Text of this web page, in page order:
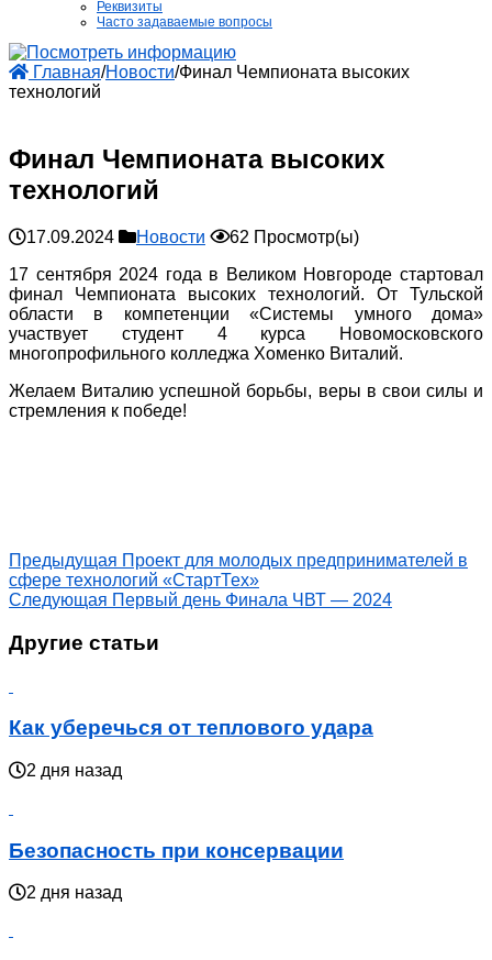
Реквизиты
Часто задаваемые вопросы
Главная/Новости/Финал Чемпионата высоких
технологий
Финал Чемпионата высоких
технологий
17.09.2024 Новости
62 Просмотр(ы)
17 сентября 2024 года в Великом Новгороде стартовал
финал Чемпионата высоких технологий. От Тульской
области в компетенции «Системы умного дома»
участвует студент 4 курса Новомосковского
многопрофильного колледжа Хоменко Виталий.
Желаем Виталию успешной борьбы, веры в свои силы и
стремления к победе!
Предыдущая Проект для молодых предпринимателей в
сфере технологий «СтартТех»
Следующая Первый день Финала ЧВТ — 2024
Другие статьи
Как уберечься от теплового удара
2 дня назад
Безопасность при консервации
2 дня назад